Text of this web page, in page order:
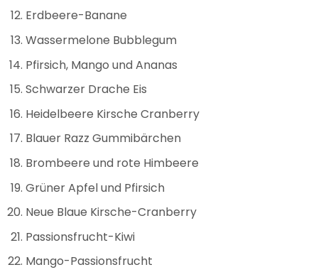
Erdbeere-Banane
Wassermelone Bubblegum
Pfirsich, Mango und Ananas
Schwarzer Drache Eis
Heidelbeere Kirsche Cranberry
Blauer Razz Gummibärchen
Brombeere und rote Himbeere
Grüner Apfel und Pfirsich
Neue Blaue Kirsche-Cranberry
Passionsfrucht-Kiwi
Mango-Passionsfrucht